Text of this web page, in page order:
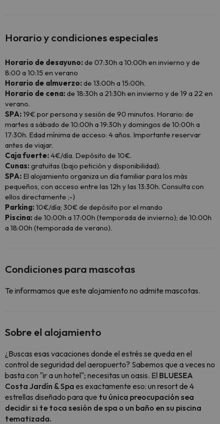
Horario y condiciones especiales
Horario de desayuno:de 07:30h a 10:00h en invierno y de
8:00 a 10:15 en verano
Horario de almuerzo:de 13:00h a 15:00h.
Horario de cena:de 18:30h a 21:30h en invierno y de 19 a 22 en
verano.
SPA:19€ por persona y sesión de 90 minutos. Horario: de
martes a sábado de 10:00h a 19:30h y domingos de 10:00h a
17:30h. Edad mínima de acceso: 4 años. Importante reservar
antes de viajar.
Caja fuerte:4€/día. Depósito de 10€.
Cunas:gratuitas (bajo petición y disponibilidad).
SPA: El alojamiento organiza un día familiar para los más
pequeños, con acceso entre las 12h y las 13:30h. Consulta con
ellos directamente ;-)
Parking:10€/día; 30€ de depósito por el mando
Piscina:de 10:00h a 17:00h (temporada de invierno); de 10:00h
a 18:00h (temporada de verano).
Condiciones para mascotas
Te informamos que este alojamiento no admite mascotas.
Sobre el alojamiento
¿Buscas esas vacaciones donde el estrés se queda en el
control de seguridad del aeropuerto? Sabemos que a veces no
basta con "ir a un hotel"; necesitas un oasis. El BLUESEA
Costa Jardín & Spa es exactamente eso: un resort de 4
estrellas diseñado para que tu única preocupación sea
decidir si te toca sesión de spa o un baño en su piscina
tematizada.